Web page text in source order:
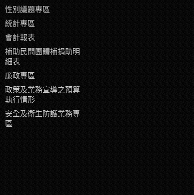
性別議題專區
統計專區
會計報表
補助民間團體補捐助明
細表
廉政專區
政策及業務宣導之預算
執行情形
安全及衛生防護業務專
區